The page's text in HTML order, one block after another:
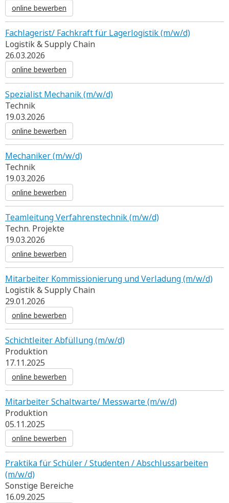
online bewerben
Fachlagerist/ Fachkraft für Lagerlogistik (m/w/d)
Logistik & Supply Chain
26.03.2026
online bewerben
Spezialist Mechanik (m/w/d)
Technik
19.03.2026
online bewerben
Mechaniker (m/w/d)
Technik
19.03.2026
online bewerben
Teamleitung Verfahrenstechnik (m/w/d)
Techn. Projekte
19.03.2026
online bewerben
Mitarbeiter Kommissionierung und Verladung (m/w/d)
Logistik & Supply Chain
29.01.2026
online bewerben
Schichtleiter Abfüllung (m/w/d)
Produktion
17.11.2025
online bewerben
Mitarbeiter Schaltwarte/ Messwarte (m/w/d)
Produktion
05.11.2025
online bewerben
Praktika für Schüler / Studenten / Abschlussarbeiten
(m/w/d)
Sonstige Bereiche
16.09.2025